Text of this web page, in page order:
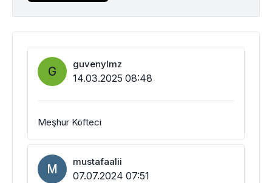
G guvenylmz
14.03.2025 08:48
Meşhur Köfteci
M mustafaalii
07.07.2024 07:51